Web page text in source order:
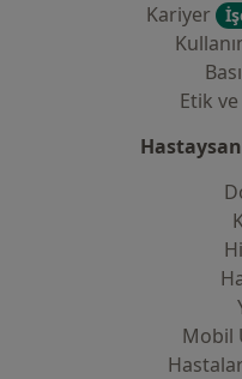
Kariyer
Etik
Mobil